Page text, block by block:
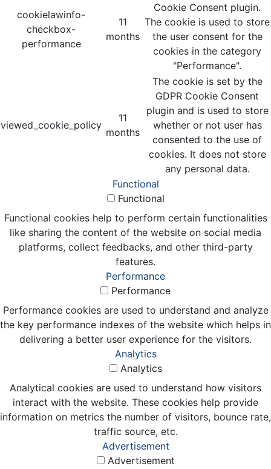
cookielawinfo-
checkbox-
performance
11
months
Cookie Consent plugin.
The cookie is used to store
the user consent for the
cookies in the category
"Performance".
viewed_cookie_policy
11
months
The cookie is set by the
GDPR Cookie Consent
plugin and is used to store
whether or not user has
consented to the use of
cookies. It does not store
any personal data.
Functional
Functional
Functional cookies help to perform certain functionalities
like sharing the content of the website on social media
platforms, collect feedbacks, and other third-party
features.
Performance
Performance
Performance cookies are used to understand and analyze
the key performance indexes of the website which helps in
delivering a better user experience for the visitors.
Analytics
Analytics
Analytical cookies are used to understand how visitors
interact with the website. These cookies help provide
information on metrics the number of visitors, bounce rate,
traffic source, etc.
Advertisement
Advertisement